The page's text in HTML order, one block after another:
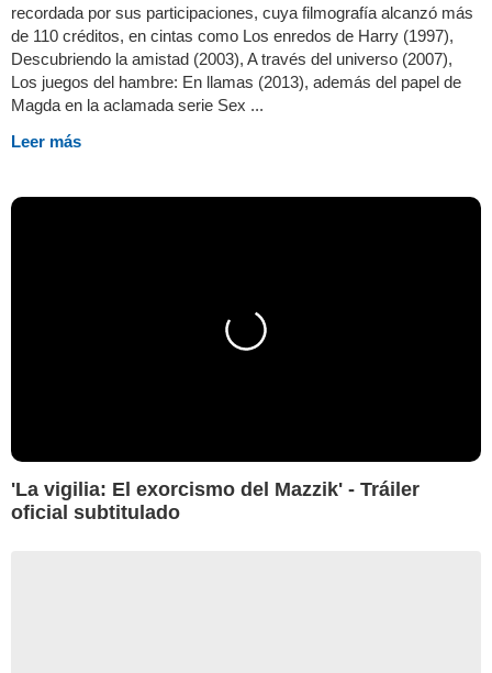
recordada por sus participaciones, cuya filmografía alcanzó más
de 110 créditos, en cintas como Los enredos de Harry (1997),
Descubriendo la amistad (2003), A través del universo (2007),
Los juegos del hambre: En llamas (2013), además del papel de
Magda en la aclamada serie Sex ...
Leer más
'La vigilia: El exorcismo del Mazzik' - Tráiler
oficial subtitulado